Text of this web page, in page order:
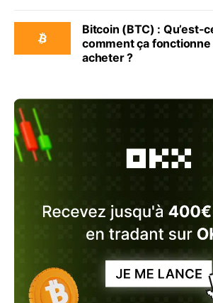
Bitcoin (BTC) : Qu’est-
comment ça
acheter ?